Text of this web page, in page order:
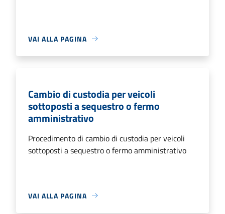
VAI ALLA PAGINA
Cambio di custodia per veicoli
sottoposti a sequestro o fermo
amministrativo
Procedimento di cambio di custodia per veicoli
sottoposti a sequestro o fermo amministrativo
VAI ALLA PAGINA